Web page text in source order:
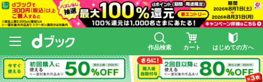
作品検索 カート はじめての方へ